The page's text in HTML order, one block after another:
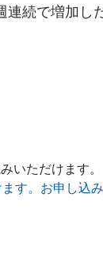
連続で増加
いただけます。
す。お申し込